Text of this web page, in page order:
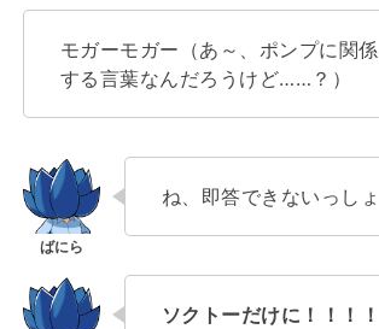
モガーモガー（あ～、ポンプに関係
する言葉なんだろうけど……？）
ね、即答できないっしょ
ソクトーだけに！！！！